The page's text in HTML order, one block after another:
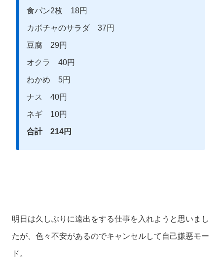
食パン2枚 18円
カボチャのサラダ 37円
豆腐 29円
オクラ 40円
わかめ 5円
ナス 40円
ネギ 10円
合計 214円
明日は久しぶりに遠出をする仕事を入れようと思いまし
たが、色々不安があるのでキャンセルして自己嫌悪モー
ド。